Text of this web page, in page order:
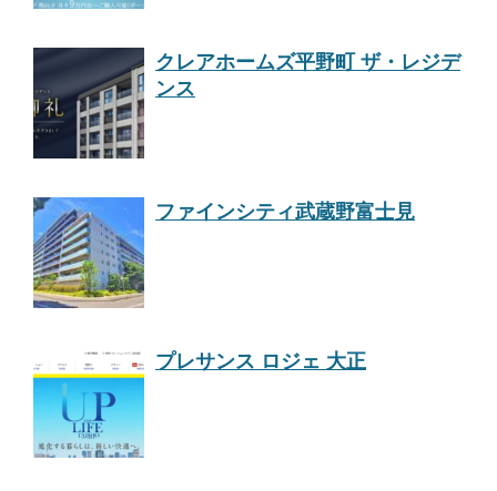
クレアホームズ平野町 ザ・レジデ
ンス
ファインシティ武蔵野富士見
プレサンス ロジェ 大正